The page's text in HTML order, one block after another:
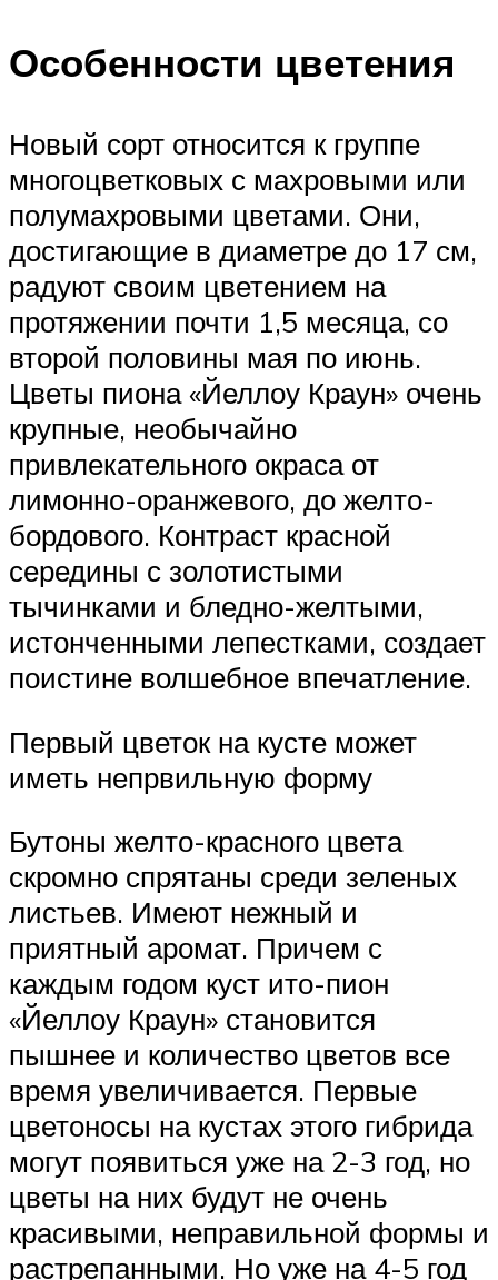
Особенности цветения
Новый сорт относится к группе
многоцветковых с махровыми или
полумахровыми цветами. Они,
достигающие в диаметре до 17 см,
радуют своим цветением на
протяжении почти 1,5 месяца, со
второй половины мая по июнь.
Цветы пиона «Йеллоу Краун» очень
крупные, необычайно
привлекательного окраса от
лимонно-оранжевого, до желто-
бордового. Контраст красной
середины с золотистыми
тычинками и бледно-желтыми,
истонченными лепестками, создает
поистине волшебное впечатление.
Первый цветок на кусте может
иметь непрвильную форму
Бутоны желто-красного цвета
скромно спрятаны среди зеленых
листьев. Имеют нежный и
приятный аромат. Причем с
каждым годом куст ито-пион
«Йеллоу Краун» становится
пышнее и количество цветов все
время увеличивается. Первые
цветоносы на кустах этого гибрида
могут появиться уже на 2-3 год, но
цветы на них будут не очень
красивыми, неправильной формы и
растрепанными. Но уже на 4-5 год